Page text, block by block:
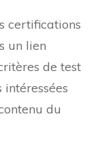
certifications
un lien
de test
du